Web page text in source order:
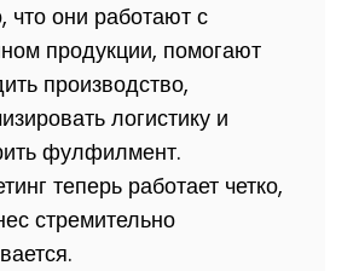
что они работают с
продукции, помогают
производство,
логистику и
фулфилмент.
теперь работает четко,
стремительно